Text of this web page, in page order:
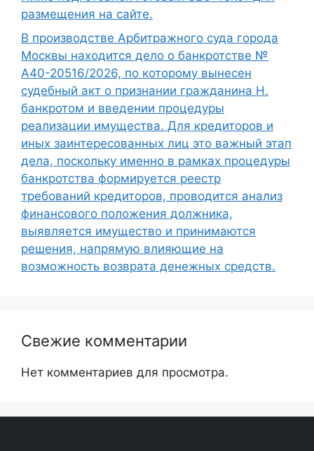
размещения на сайте.
В производстве Арбитражного суда города
Москвы находится дело о банкротстве №
А40-20516/2026, по которому вынесен
судебный акт о признании гражданина Н.
банкротом и введении процедуры
реализации имущества. Для кредиторов и
иных заинтересованных лиц это важный этап
дела, поскольку именно в рамках процедуры
банкротства формируется реестр
требований кредиторов, проводится анализ
финансового положения должника,
выявляется имущество и принимаются
решения, напрямую влияющие на
возможность возврата денежных средств.
Свежие комментарии
Нет комментариев для просмотра.